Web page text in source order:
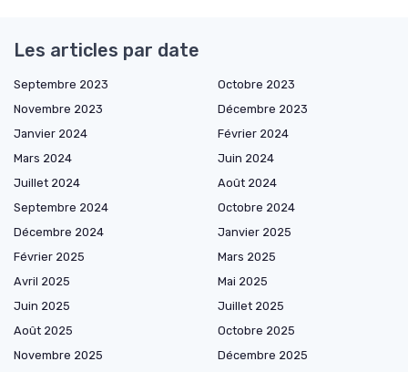
Les articles par date
Septembre 2023
Octobre 2023
Novembre 2023
Décembre 2023
Janvier 2024
Février 2024
Mars 2024
Juin 2024
Juillet 2024
Août 2024
Septembre 2024
Octobre 2024
Décembre 2024
Janvier 2025
Février 2025
Mars 2025
Avril 2025
Mai 2025
Juin 2025
Juillet 2025
Août 2025
Octobre 2025
Novembre 2025
Décembre 2025